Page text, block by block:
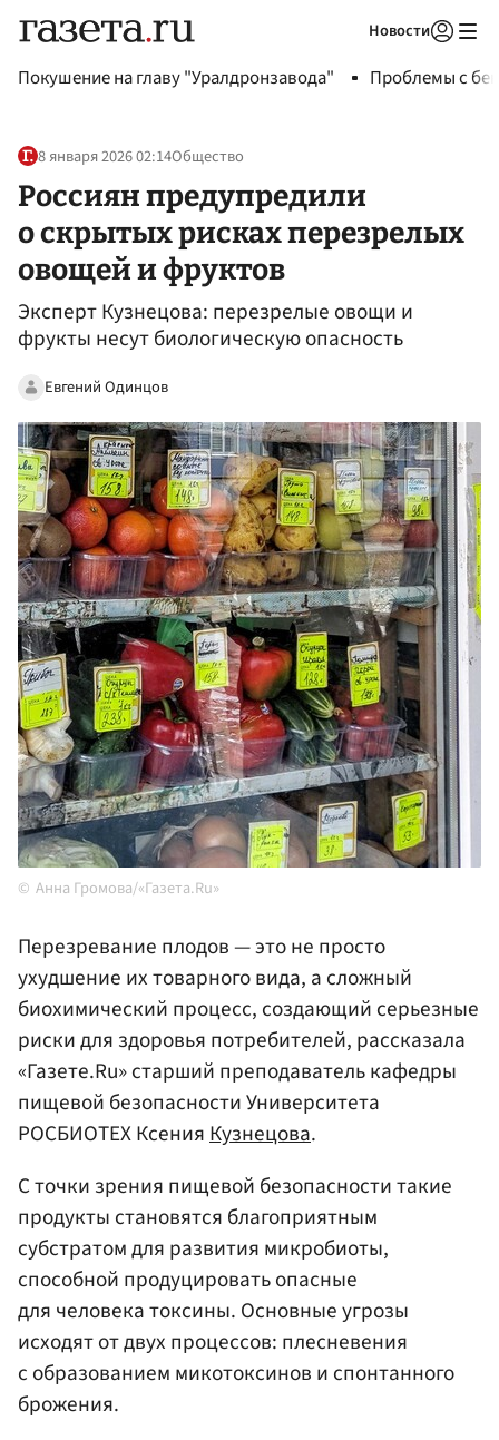
Новости
Покушение на главу "Уралдронзавода" Проблемы с
8 января 2026 02:14Общество
Россиян предупредили
о скрытых рисках перезрелых
овощей и фруктов
Эксперт Кузнецова: перезрелые овощи и
фрукты несут биологическую опасность
Евгений Одинцов
Анна Громова/«Газета.Ru»
Перезревание плодов — это не просто
ухудшение их товарного вида, а сложный
биохимический процесс, создающий серьезные
риски для здоровья потребителей, рассказала
«Газете.Ru» старший преподаватель кафедры
пищевой безопасности Университета
РОСБИОТЕХ КсенияКузнецова.
С точки зрения пищевой безопасности такие
продукты становятся благоприятным
субстратом для развития микробиоты,
способной продуцировать опасные
для человека токсины. Основные угрозы
исходят от двух процессов: плесневения
с образованием микотоксинов и спонтанного
брожения.